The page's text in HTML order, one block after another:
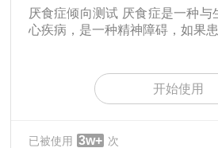
厌食症倾向测试 厌食症是一种与
心疾病，是一种精神障碍，如果
开始使用
已被使用 3w+ 次